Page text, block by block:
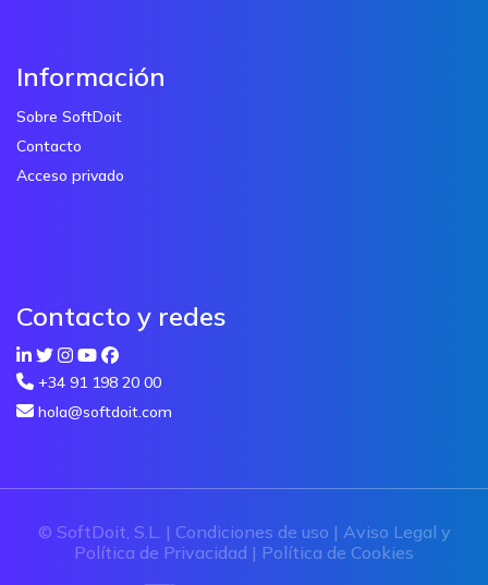
Información
Sobre SoftDoit
Contacto
Acceso privado
Contacto y redes
+34 91 198 20 00
hola@softdoit.com
© SoftDoit, S.L. | Condiciones de uso | Aviso Legal y
Política de Privacidad | Política de Cookies